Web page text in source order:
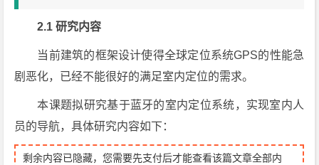
2.1研究内容
当前建筑的框架设计使得全球定位系统GPS的性能急
剧恶化，已经不能很好的满足室内定位的需求。
本课题拟研究基于蓝牙的室内定位系统，实现室内人
员的导航，具体研究内容如下：
剩余内容已隐藏，您需要先支付后才能查看该篇文章全部内